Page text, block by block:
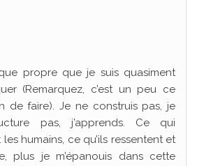
propre que je suis quasiment
(Remarquez, c’est un peu ce
de faire). Je ne construis pas, je
pas, j’apprends. Ce qui
les humains, ce qu’ils ressentent et
plus je m’épanouis dans cette